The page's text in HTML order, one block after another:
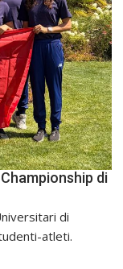
di
di
atleti.